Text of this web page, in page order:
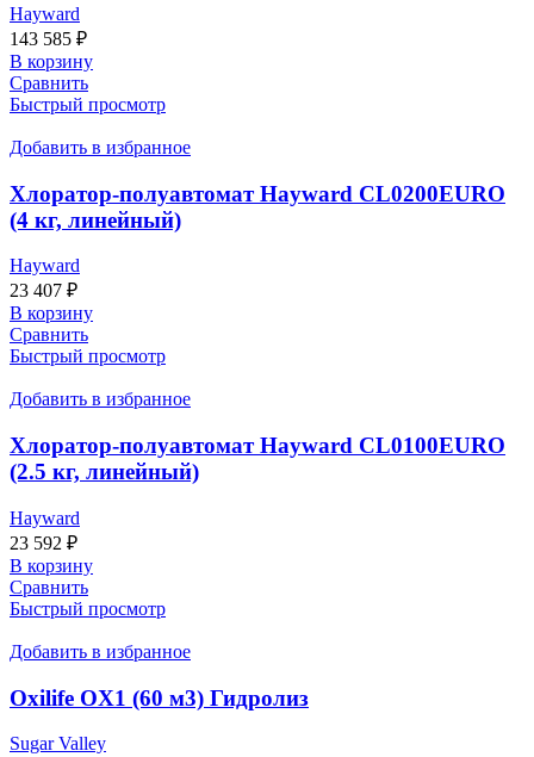
Hayward
143 585 ₽
В корзину
Сравнить
Быстрый просмотр
Добавить в избранное
Хлоратор-полуавтомат Hayward CL0200EURO
(4 кг, линейный)
Hayward
23 407 ₽
В корзину
Сравнить
Быстрый просмотр
Добавить в избранное
Хлоратор-полуавтомат Hayward CL0100EURO
(2.5 кг, линейный)
Hayward
23 592 ₽
В корзину
Сравнить
Быстрый просмотр
Добавить в избранное
Oxilife OX1 (60 м3) Гидролиз
Sugar Valley